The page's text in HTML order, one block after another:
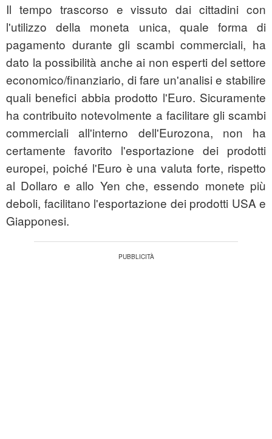
Il tempo trascorso e vissuto dai cittadini con
l'utilizzo della moneta unica, quale forma di
pagamento durante gli scambi commerciali, ha
dato la possibilità anche ai non esperti del settore
economico/finanziario, di fare un'analisi e stabilire
quali benefici abbia prodotto l'Euro. Sicuramente
ha contribuito notevolmente a facilitare gli scambi
commerciali all'interno dell'Eurozona, non ha
certamente favorito l'esportazione dei prodotti
europei, poiché l'Euro è una valuta forte, rispetto
al Dollaro e allo Yen che, essendo monete più
deboli, facilitano l'esportazione dei prodotti USA e
Giapponesi.